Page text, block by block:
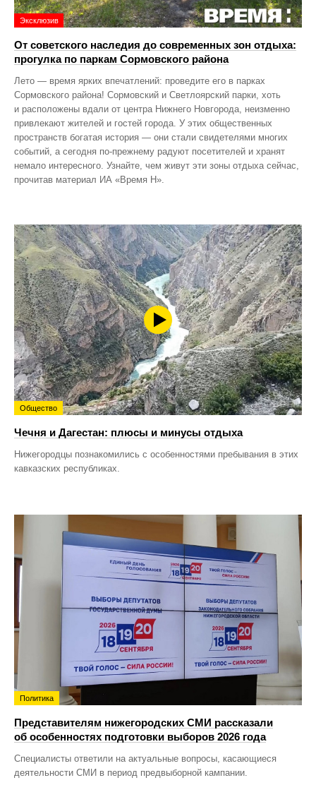
Эксклюзив
От советского наследия до современных зон отдыха:
прогулка по паркам Сормовского района
Лето — время ярких впечатлений: проведите его в парках
Сормовского района! Сормовский и Светлоярский парки, хоть
и расположены вдали от центра Нижнего Новгорода, неизменно
привлекают жителей и гостей города. У этих общественных
пространств богатая история — они стали свидетелями многих
событий, а сегодня по‑прежнему радуют посетителей и хранят
немало интересного. Узнайте, чем живут эти зоны отдыха сейчас,
прочитав материал ИА «Время Н».
Общество
Чечня и Дагестан: плюсы и минусы отдыха
Нижегородцы познакомились с особенностями пребывания в этих
кавказских республиках.
Политика
Представителям нижегородских СМИ рассказали
об особенностях подготовки выборов 2026 года
Специалисты ответили на актуальные вопросы, касающиеся
деятельности СМИ в период предвыборной кампании.